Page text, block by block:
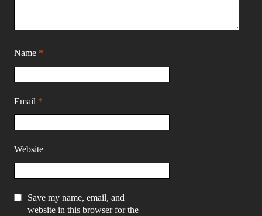
Name *
Email *
Website
Save my name, email, and
website in this browser for the